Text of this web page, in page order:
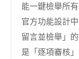
能一鍵檢舉所
官方功能設計
留言並檢舉」
是「逐項審核